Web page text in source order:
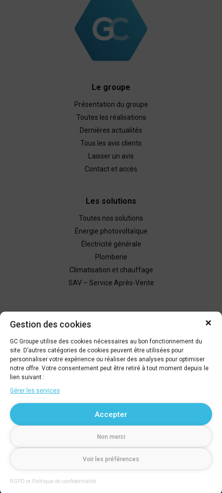
Gestion des cookies
GC Groupe utilise des cookies nécessaires au bon fonctionnement du
site. D’autres catégories de cookies peuvent être utilisées pour
personnaliser votre expérience ou réaliser des analyses pour optimiser
notre offre. Votre consentement peut être retiré à tout moment depuis le
lien suivant :
Gérer les services
Accepter
Non merci
Voir les préférences
RGPD et Politique de confidentialité
Le groupe
Présentation du groupe
Toutes les réalisations
Dernières actualités
Tous les avis clients
Laisser un avis
Contact et accès
Les solutions
Toutes nos solutions
Énergie photovoltaïque
Électricité générale
Plomberie
Climatisation et chauffage
SAV – Service Après-Vente
Demande de devis
Être rappelé
© GC Groupe
790 rue de la Marbrerie - 34740 Vendargues
Tél. : 04 67 79 66 09
Mentions légales
RGPD – Politique de confidentialité
Crédits
Plan du site